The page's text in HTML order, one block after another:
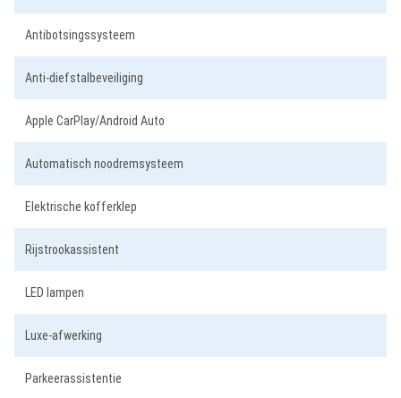
Antibotsingssysteem
Anti-diefstalbeveiliging
Apple CarPlay/Android Auto
Automatisch noodremsysteem
Elektrische kofferklep
Rijstrookassistent
LED lampen
Luxe-afwerking
Parkeerassistentie